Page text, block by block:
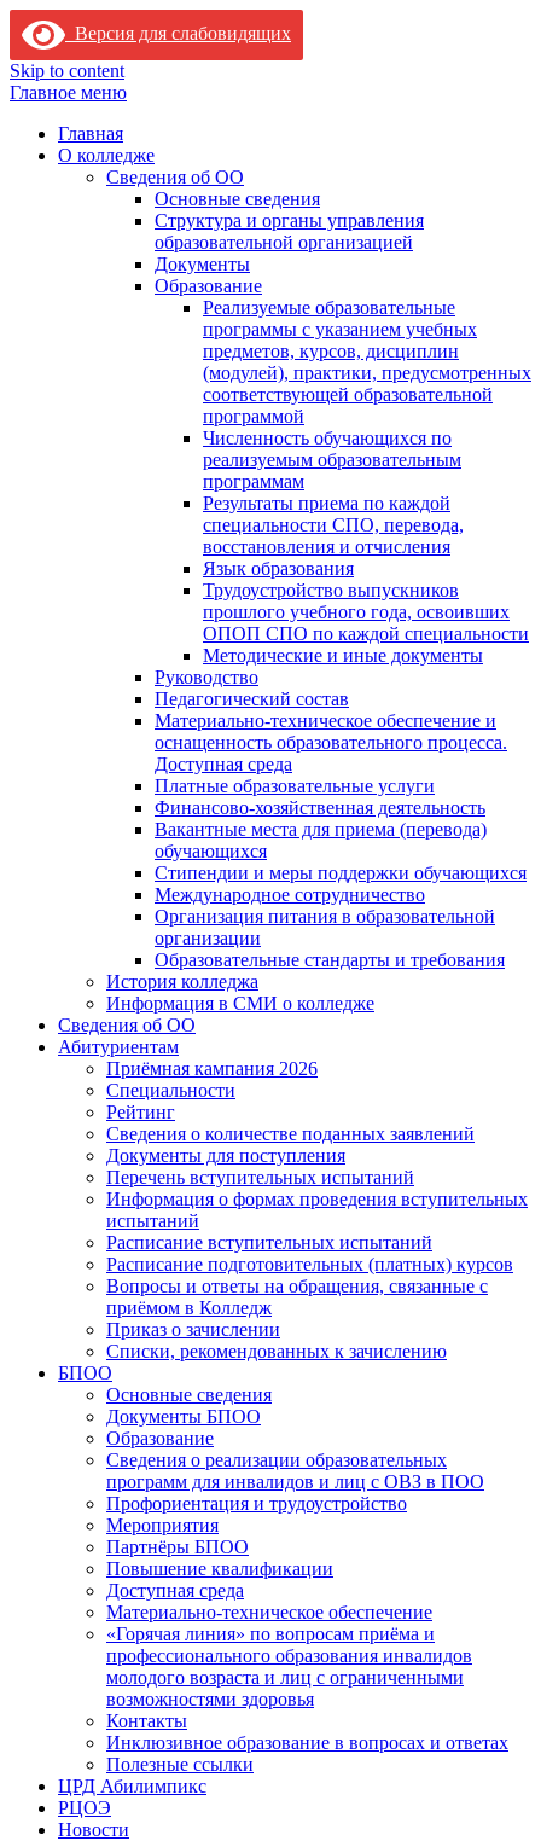
Версия для слабовидящих
Skip to content
Главное меню
Главная
О колледже
Сведения об ОО
Основные сведения
Структура и органы управления
образовательной организацией
Документы
Образование
Реализуемые образовательные
программы с указанием учебных
предметов, курсов, дисциплин
(модулей), практики, предусмотренных
соответствующей образовательной
программой
Численность обучающихся по
реализуемым образовательным
программам
Результаты приема по каждой
специальности СПО, перевода,
восстановления и отчисления
Язык образования
Трудоустройство выпускников
прошлого учебного года, освоивших
ОПОП СПО по каждой специальности
Методические и иные документы
Руководство
Педагогический состав
Материально-техническое обеспечение и
оснащенность образовательного процесса.
Доступная среда
Платные образовательные услуги
Финансово-хозяйственная деятельность
Вакантные места для приема (перевода)
обучающихся
Стипендии и меры поддержки обучающихся
Международное сотрудничество
Организация питания в образовательной
организации
Образовательные стандарты и требования
История колледжа
Информация в СМИ о колледже
Сведения об ОО
Абитуриентам
Приёмная кампания 2026
Специальности
Рейтинг
Сведения о количестве поданных заявлений
Документы для поступления
Перечень вступительных испытаний
Информация о формах проведения вступительных
испытаний
Расписание вступительных испытаний
Расписание подготовительных (платных) курсов
Вопросы и ответы на обращения, связанные с
приёмом в Колледж
Приказ о зачислении
Списки, рекомендованных к зачислению
БПОО
Основные сведения
Документы БПОО
Образование
Сведения о реализации образовательных
программ для инвалидов и лиц с ОВЗ в ПОО
Профориентация и трудоустройство
Мероприятия
Партнёры БПОО
Повышение квалификации
Доступная среда
Материально-техническое обеспечение
«Горячая линия» по вопросам приёма и
профессионального образования инвалидов
молодого возраста и лиц с ограниченными
возможностями здоровья
Контакты
Инклюзивное образование в вопросах и ответах
Полезные ссылки
ЦРД Абилимпикс
РЦОЭ
Новости